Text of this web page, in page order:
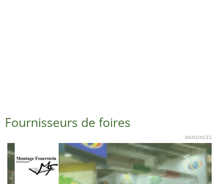
Fournisseurs de foires
ANNONCES